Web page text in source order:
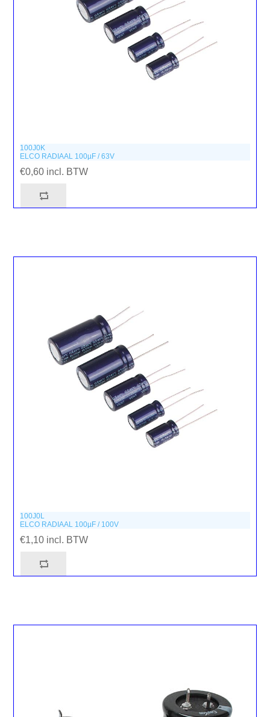
100J0K
ELCO RADIAAL 100µF / 63V
€0,60 incl. BTW
100J0L
ELCO RADIAAL 100µF / 100V
€1,10 incl. BTW